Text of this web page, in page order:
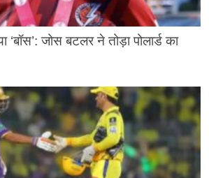
जोस बटलर ने तोड़ा पोलार्ड का